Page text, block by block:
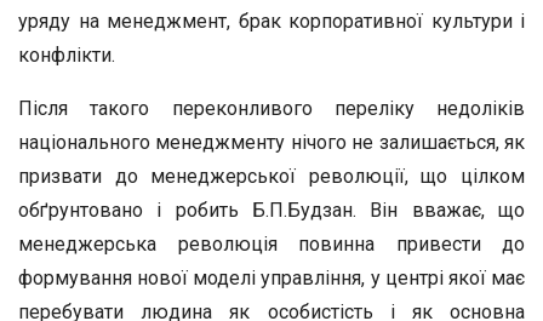
уряду на менеджмент, брак корпоративної культури і
конфлікти.
Після такого переконливого переліку недоліків
національного менеджменту нічого не залишається, як
призвати до менеджерської революції, що цілком
обґрунтовано і робить Б.П.Будзан. Він вважає, що
менеджерська революція повинна привести до
формування нової моделі управління, у центрі якої має
перебувати людина як особистість і як основна